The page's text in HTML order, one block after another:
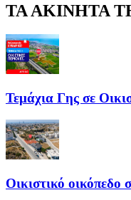
ΤΑ ΑΚΙΝΗΤΑ
Τεμάχια Γης σε
Οικιστικό οικόπεδο